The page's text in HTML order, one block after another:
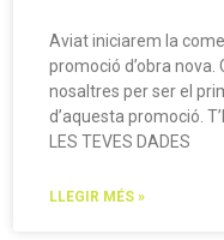
Aviat iniciarem la
promoció d’obra nova.
nosaltres per ser el
d’aquesta promoció.
LES TEVES DADES
LLEGIR MÉS »